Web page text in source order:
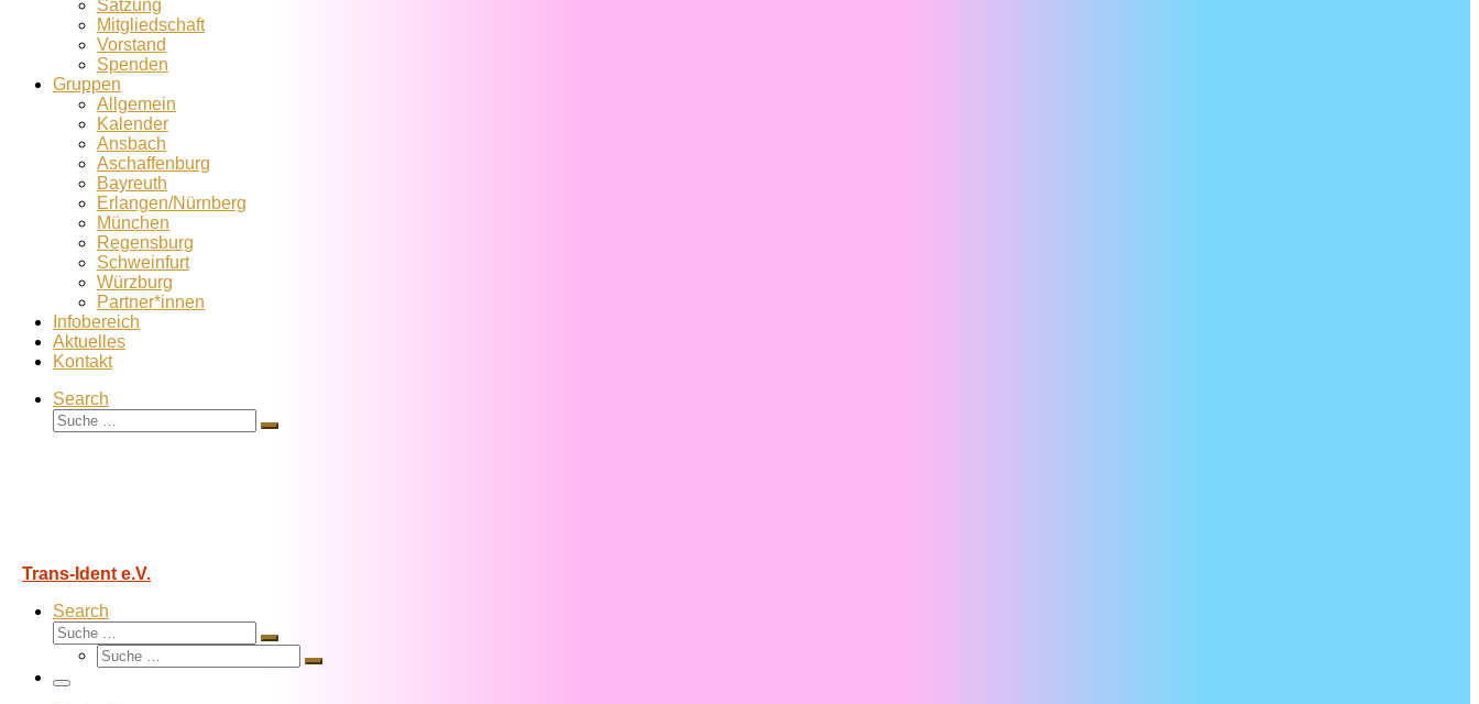
Satzung
Mitglied­schaft
Vorstand
Spenden
Gruppen
Allgemein
Kalender
Ansbach
Aschaffenburg
Bayreuth
Erlangen/Nürnberg
München
Regensburg
Schweinfurt
Würzburg
Partner*innen
Infobereich
Aktuelles
Kontakt
Search
Suche
Suche
Trans-Ident e.V.
Search
Suche
Suche
Suche
Suche
Menü